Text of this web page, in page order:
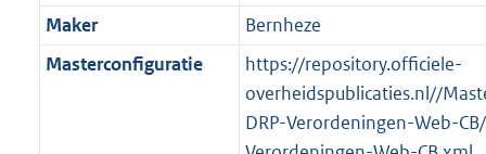
Maker
Bernheze
Masterconfiguratie
https://repository.officiele-
overheidspublicaties.nl//
DRP-Verordeningen-Web-